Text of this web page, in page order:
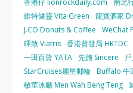
香港仔 lionrockdaily.com
南北
維特健靈 Vita Green
龍寶酒家
J.CO Donuts & Coffee
WeChat
暉致 Viatris 香港貿發局 HKTDC
一田百貨 YATA 先施 Sincere
StarCruises麗星郵輪 Buffalo 牛
敏華冰廳 Men Wah Beng Teng